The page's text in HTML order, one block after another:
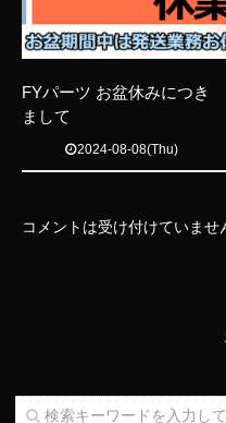
FYパーツ お盆休みにつき
まして
2024-08-08(Thu)
コメントは受け付けていませ